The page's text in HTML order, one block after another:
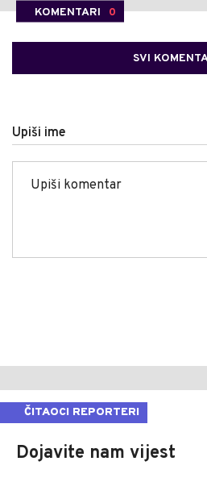
KOMENTARI 0
SVI
Upiši ime
ČITAOCI REPORTERI
Dojavite nam vijest